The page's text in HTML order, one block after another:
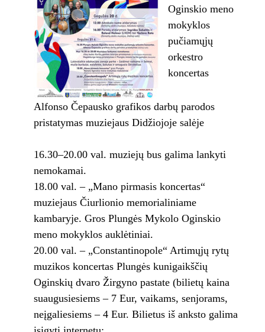
Oginskio meno
mokyklos
pučiamųjų
orkestro
koncertas
Alfonso Čepausko grafikos darbų parodos
pristatymas muziejaus Didžiojoje salėje
16.30–20.00 val. muziejų bus galima lankyti
nemokamai.
18.00 val. – „Mano pirmasis koncertas“
muziejaus Čiurlionio memorialiniame
kambaryje. Gros Plungės Mykolo Oginskio
meno mokyklos auklėtiniai.
20.00 val. – „Constantinopole“ Artimųjų rytų
muzikos koncertas Plungės kunigaikščių
Oginskių dvaro Žirgyno pastate (bilietų kaina
suaugusiesiems – 7 Eur, vaikams, senjorams,
neįgaliesiems – 4 Eur. Bilietus iš anksto galima